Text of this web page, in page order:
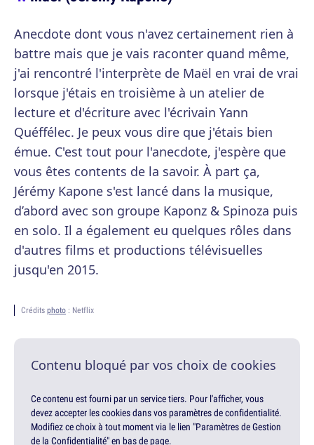
Anecdote dont vous n'avez certainement rien à
battre mais que je vais raconter quand même,
j'ai rencontré l'interprète de Maël en vrai de vrai
lorsque j'étais en troisième à un atelier de
lecture et d'écriture avec l'écrivain Yann
Quéffélec. Je peux vous dire que j'étais bien
émue. C'est tout pour l'anecdote, j'espère que
vous êtes contents de la savoir. À part ça,
Jérémy Kapone s'est lancé dans la musique,
d’abord avec son groupe Kaponz & Spinoza puis
en solo. Il a également eu quelques rôles dans
d'autres films et productions télévisuelles
jusqu'en 2015.
Crédits photo : Netflix
Contenu bloqué par vos choix de cookies
Ce contenu est fourni par un service tiers. Pour l'afficher, vous
devez accepter les cookies dans vos paramètres de confidentialité.
Modifiez ce choix à tout moment via le lien "Paramètres de Gestion
de la Confidentialité" en bas de page.